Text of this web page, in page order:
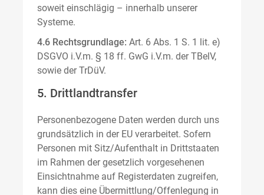
soweit einschlägig – innerhalb unserer
Systeme.
4.6 Rechtsgrundlage: Art. 6 Abs. 1 S. 1 lit. e)
DSGVO i.V.m. § 18 ff. GwG i.V.m. der TBelV,
sowie der TrDüV.
5. Drittlandtransfer
Personenbezogene Daten werden durch uns
grundsätzlich in der EU verarbeitet. Sofern
Personen mit Sitz/Aufenthalt in Drittstaaten
im Rahmen der gesetzlich vorgesehenen
Einsichtnahme auf Registerdaten zugreifen,
kann dies eine Übermittlung/Offenlegung in